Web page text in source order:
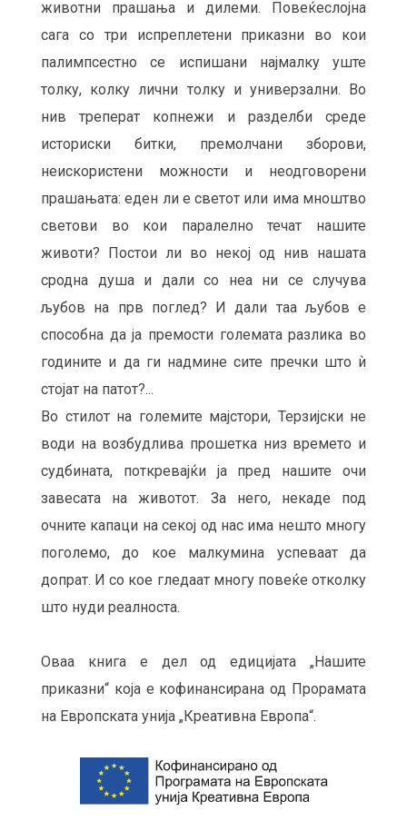
животни прашања и дилеми. Повеќеслојна
сага со три испреплетени приказни во кои
палимпсестно се испишани најмалку уште
толку, колку лични толку и универзални. Во
нив треперат копнежи и разделби среде
историски битки, премолчани зборови,
неискористени можности и неодговорени
прашањата: еден ли е светот или има мноштво
светови во кои паралелно течат нашите
животи? Постои ли во некој од нив нашата
сродна душа и дали со неа ни се случува
љубов на прв поглед? И дали таа љубов е
способна да ја премости големата разлика во
годините и да ги надмине сите пречки што ѝ
стојат на патот?...
Во стилот на големите мајстори, Терзијски не
води на возбудлива прошетка низ времето и
судбината, поткревајќи ја пред нашите очи
завесата на животот. За него, некаде под
очните капаци на секој од нас има нешто многу
поголемо, до кое малкумина успеваат да
допрат. И со кое гледаат многу повеќе отколку
што нуди реалноста.
Оваа книга е дел од едицијата „Нашите
приказни“ која е кофинансирана од Прорамата
на Европската унија „Креативна Европа“.